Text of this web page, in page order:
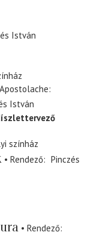
István
István
színház
Rendező
Pinczés
Rendező